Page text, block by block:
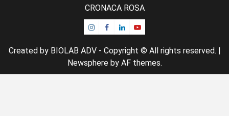
CRONACA ROSA
Instagram
Facebook
LinkedinYoutube
Created by BIOLAB ADV - Copyright © All rights reserved. |
Newsphereby AF themes.